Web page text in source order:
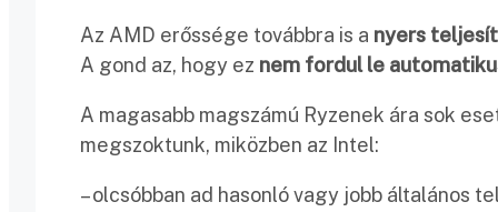
Az AMD erőssége továbbra is a nyers
A gond az, hogy ez nem fordul le
A magasabb magszámú Ryzenek ára sok
megszoktunk, miközben az Intel:
– olcsóbban ad hasonló vagy jobb általános